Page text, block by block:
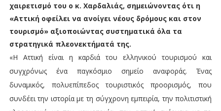
χαιρετισμό του ο κ. Χαρδαλιάς, σημειώνοντας ότι η
«Αττική οφείλει να ανοίγει νέους δρόμους και στον
τουρισμό» αξιοποιώντας συστηματικά όλα τα
στρατηγικά πλεονεκτήματά της.
«Η Αττική είναι η καρδιά του ελληνικού τουρισμού και
συγχρόνως ένα παγκόσμιο σημείο αναφοράς. Ένας
δυναμικός, πολυεπίπεδος τουριστικός προορισμός, που
συνδέει την ιστορία με τη σύγχρονη εμπειρία, την πολιτιστική